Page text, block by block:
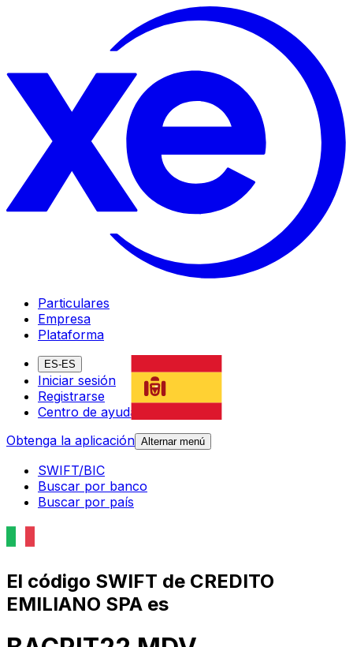
Particulares
Empresa
Plataforma
ES-ES
Iniciar sesión
Registrarse
Centro de ayuda
Obtenga la aplicación Alternar menú
SWIFT/BIC
Buscar por banco
Buscar por país
El código SWIFT de CREDITO
EMILIANO SPA es